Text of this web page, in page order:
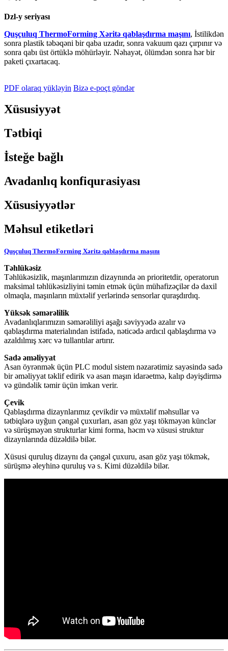
Dzl-y seriyası
Quşçuluq ThermoForming Xəritə qablaşdırma maşını, İstilikdən
sonra plastik təbəqəni bir qaba uzadır, sonra vakuum qazı çırpınır və
sonra qabı üst örtüklə möhürləyir. Nəhayət, ölümdən sonra hər bir
paketi çıxartacaq.
PDF olaraq yükləyin Bizə e-poçt göndər
Xüsusiyyət
Tətbiqi
İsteğe bağlı
Avadanlıq konfiqurasiyası
Xüsusiyyətlər
Məhsul etiketləri
Quşçuluq ThermoForming Xəritə qablaşdırma maşını
Təhlükəsiz
Təhlükəsizlik, maşınlarımızın dizaynında ən prioritetdir, operatorun
maksimal təhlükəsizliyini təmin etmək üçün mühafizəçilər də daxil
olmaqla, maşınların müxtəlif yerlərində sensorlar quraşdırdıq.
Yüksək səmərəlilik
Avadanlıqlarımızın səmərəliliyi aşağı səviyyədə azalır və
qablaşdırma materialından istifadə, nəticədə ardıcıl qablaşdırma və
azaldılmış xərc və tullantılar artırır.
Sadə əməliyyat
Asan öyrənmək üçün PLC modul sistem nəzarətimiz sayəsində sadə
bir əməliyyat təklif edirik və asan maşın idarəetmə, kalıp dəyişdirmə
və gündəlik təmir üçün imkan verir.
Çevik
Qablaşdırma dizaynlarımız çevikdir və müxtəlif məhsullar və
tətbiqlərə uyğun çəngəl çuxurları, asan göz yaşı tökməyən künclər
və sürüşməyən strukturlar kimi forma, həcm və xüsusi struktur
dizaynlarında düzəldilə bilər.
Xüsusi quruluş dizaynı da çəngəl çuxuru, asan göz yaşı tökmək,
sürüşmə əleyhinə quruluş və s. Kimi düzəldilə bilər.